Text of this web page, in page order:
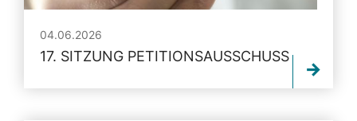
04.06.2026
17. SITZUNG PETITIONSAUSSCHUSS